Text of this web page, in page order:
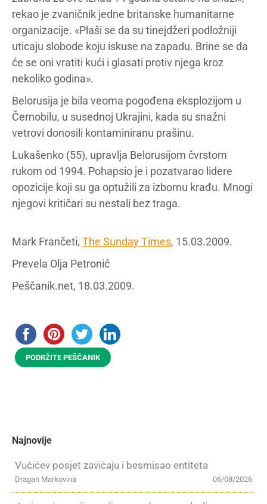
rekao je zvaničnik jedne britanske humanitarne
organizacije. «Plaši se da su tinejdžeri podložniji
uticaju slobode koju iskuse na zapadu. Brine se da
će se oni vratiti kući i glasati protiv njega kroz
nekoliko godina».
Belorusija je bila veoma pogođena eksplozijom u
Černobilu, u susednoj Ukrajini, kada su snažni
vetrovi donosili kontaminiranu prašinu.
Lukašenko (55), upravlja Belorusijom čvrstom
rukom od 1994. Pohapsio je i pozatvarao lidere
opozicije koji su ga optužili za izbornu krađu. Mnogi
njegovi kritičari su nestali bez traga.
Mark Frančeti, The Sunday Times, 15.03.2009.
Prevela Olja Petronić
Peščanik.net, 18.03.2009.
PODRŽITE PEŠČANIK
Najnovije
Vučićev posjet zavičaju i besmisao entiteta
06/08/2026
Dragan Markovina